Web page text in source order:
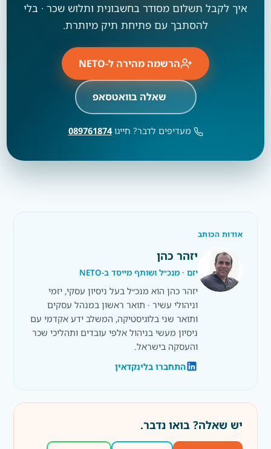
איך לקבל תשלום מסודר בחשבונית ותלוש שכר · בלי
להסתבך עם פתיחת תיק מיותרת.
הרשמה מהירה ל-NETO
שאלה בוואטסאפ
מעדיפים לדבר? חייגו089761874
אודות הכותב
יזהר כהן
יזם · מנכ״ל ושותף מייסד ב-NETO
יזהר כהן הוא מנכ״ל בעל ניסיון עסקי, יזמי
וניהולי עשיר · תואר ראשון במנהל עסקים
ותואר שני בלוגיסטיקה, המשלב ידע אקדמי עם
ניסיון מעשי בניהול אלפי עובדים ותהליכי שכר
והעסקה בישראל.
התחברו בלינקדאין
יש שאלה? בואו נדבר.